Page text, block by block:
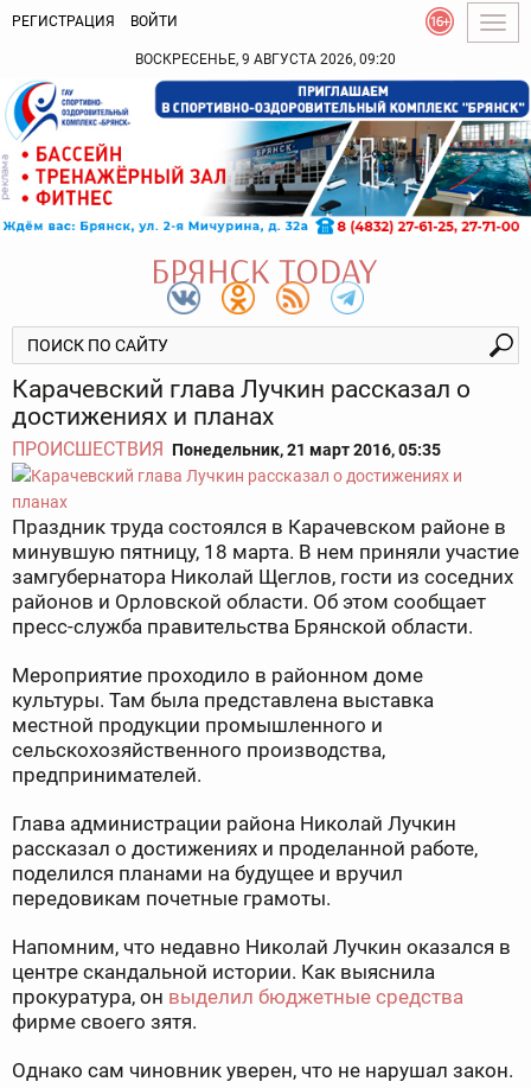
РЕГИСТРАЦИЯ ВОЙТИ
ВОСКРЕСЕНЬЕ, 9 АВГУСТА 2026, 09:20
Карачевский глава Лучкин рассказал о
достижениях и планах
ПРОИСШЕСТВИЯ Понедельник, 21 март 2016, 05:35
Праздник труда состоялся в Карачевском районе в
минувшую пятницу, 18 марта. В нем приняли участие
замгубернатора Николай Щеглов, гости из соседних
районов и Орловской области. Об этом сообщает
пресс-служба правительства Брянской области.
Мероприятие проходило в районном доме
культуры. Там была представлена выставка
местной продукции промышленного и
сельскохозяйственного производства,
предпринимателей.
Глава администрации района Николай Лучкин
рассказал о достижениях и проделанной работе,
поделился планами на будущее и вручил
передовикам почетные грамоты.
Напомним, что недавно Николай Лучкин оказался в
центре скандальной истории. Как выяснила
прокуратура, он выделил бюджетные средства
фирме своего зятя.
Однако сам чиновник уверен, что не нарушал закон.